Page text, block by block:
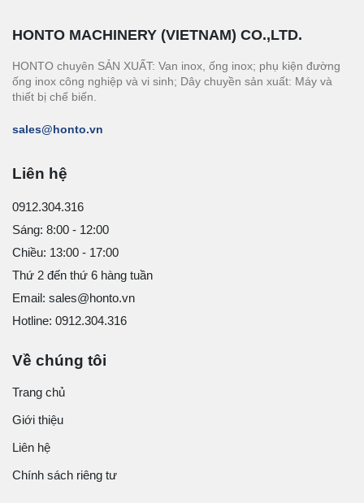
HONTO MACHINERY (VIETNAM) CO.,LTD.
HONTO chuyên SẢN XUẤT: Van inox, ống inox; phụ kiện đường
ống inox công nghiệp và vi sinh; Dây chuyền sản xuất: Máy và
thiết bị chế biến.
sales@honto.vn
Liên hệ
0912.304.316
Sáng: 8:00 - 12:00
Chiều: 13:00 - 17:00
Thứ 2 đến thứ 6 hàng tuần
Email: sales@honto.vn
Hotline: 0912.304.316
Về chúng tôi
Trang chủ
Giới thiệu
Liên hệ
Chính sách riêng tư